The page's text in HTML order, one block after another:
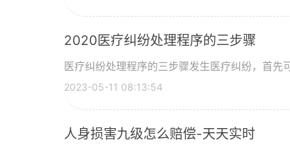
2020医疗纠纷处理程序的三步骤
医疗纠纷处理程序的三步骤发生医疗纠纷，首先
2023-05-11 08:13:54
人身损害九级怎么赔偿-天天实时